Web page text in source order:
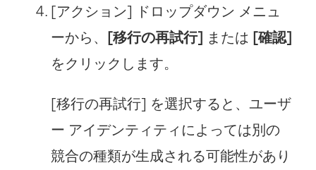
[アクション] ドロップダウン メニュ
ーから、
[移行の再試行] または [確認]
をクリックします。
[移行の再試行] を選択すると、ユーザ
ー アイデンティティによっては別の
競合の種類が生成される可能性があり